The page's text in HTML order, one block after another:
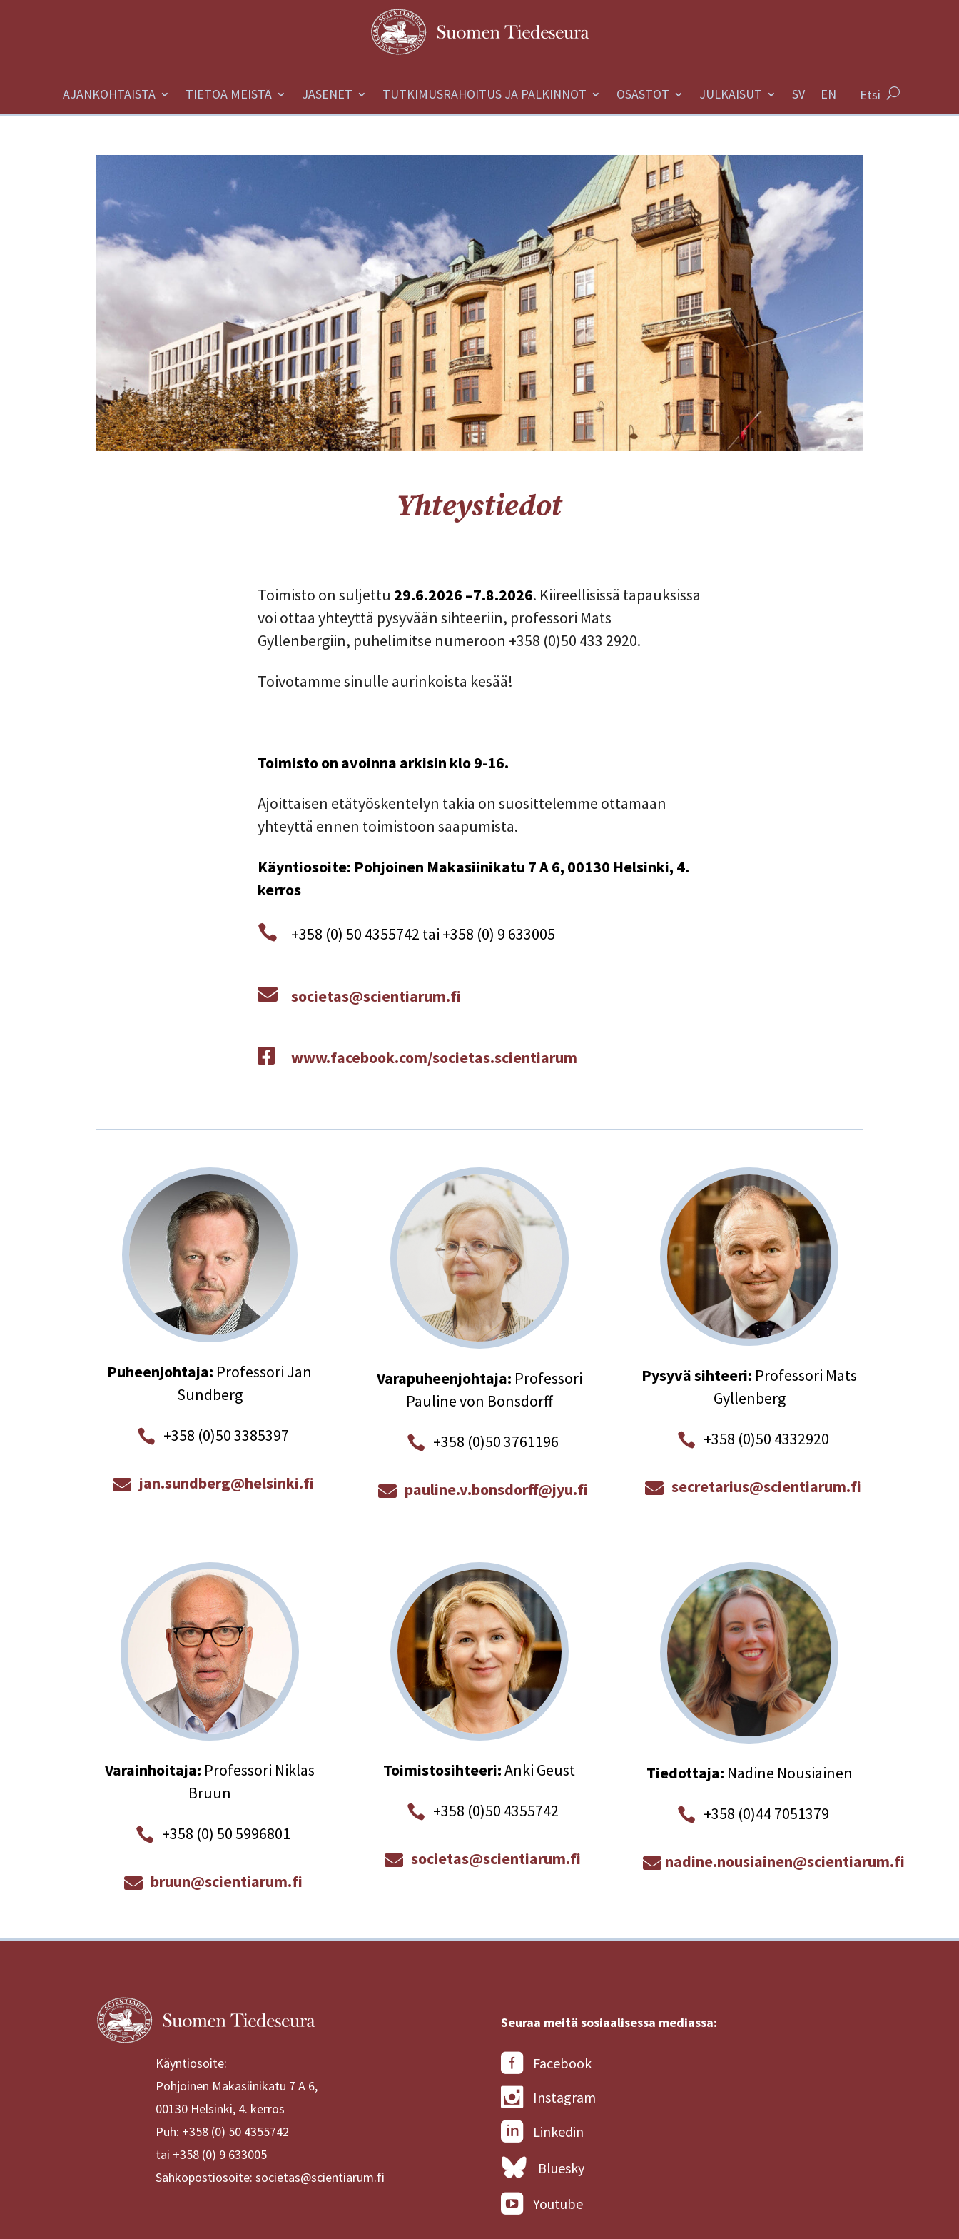
AJANKOHTAISTA TIETOA MEISTÄ JÄSENET TUTKIMUSRAHOITUS JA PALKINNOT OSASTOT JULKAISUT Etsi
Yhteystiedot
Toimisto on suljettu 29.6.2026 –7.8.2026. Kiireellisissä tapauksissa
voi ottaa yhteyttä pysyvään sihteeriin, professori Mats
Gyllenbergiin, puhelimitse numeroon +358 (0)50 433 2920.
Toivotamme sinulle aurinkoista kesää!
Toimisto on avoinna arkisin klo 9-16.
Ajoittaisen etätyöskentelyn takia on suosittelemme ottamaan
yhteyttä ennen toimistoon saapumista.
Käyntiosoite: Pohjoinen Makasiinikatu 7 A 6, 00130 Helsinki, 4.
kerros
 +358 (0) 50 4355742 tai +358 (0) 9 633005
 societas@scientiarum.fi
 www.facebook.com/societas.scientiarum
Puheenjohtaja: Professori Jan
Sundberg
 +358 (0)50 3385397
 jan.sundberg@helsinki.fi
Varapuheenjohtaja: Professori
Pauline von Bonsdorff
 +358 (0)50 3761196
 pauline.v.bonsdorff@jyu.fi
Pysyvä sihteeri: Professori Mats
Gyllenberg
 +358 (0)50 4332920
 secretarius@scientiarum.fi
Varainhoitaja: Professori Niklas
Bruun
 +358 (0) 50 5996801
 bruun@scientiarum.fi
Toimistosihteeri:Anki Geust
 +358 (0)50 4355742
 societas@scientiarum.fi
Tiedottaja: Nadine Nousiainen
 +358 (0)44 7051379
 nadine.nousiainen@scientiarum.fi
Käyntiosoite:
Pohjoinen Makasiinikatu 7 A 6,
00130 Helsinki, 4. kerros
Puh: +358 (0) 50 4355742
tai +358 (0) 9 633005
Sähköpostiosoite: societas@scientiarum.fi
Seuraa meitä sosiaalisessa mediassa:
Facebook
Instagram
Linkedin
Bluesky
Youtube